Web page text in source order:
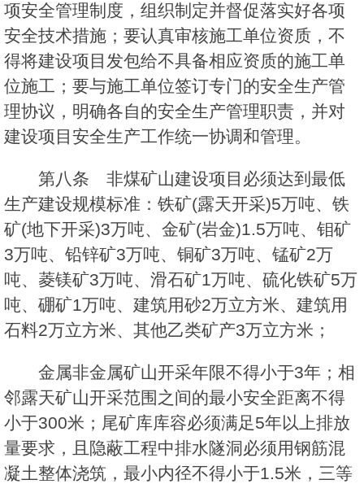
项安全管理制度，组织制定并督促落实好各项
安全技术措施；要认真审核施工单位资质，不
得将建设项目发包给不具备相应资质的施工单
位施工；要与施工单位签订专门的安全生产管
理协议，明确各自的安全生产管理职责，并对
建设项目安全生产工作统一协调和管理。
第八条 非煤矿山建设项目必须达到最低
生产建设规模标准：铁矿(露天开采)5万吨、铁
矿(地下开采)3万吨、金矿(岩金)1.5万吨、钼矿
3万吨、铅锌矿3万吨、铜矿3万吨、锰矿2万
吨、菱镁矿3万吨、滑石矿1万吨、硫化铁矿5万
吨、硼矿1万吨、建筑用砂2万立方米、建筑用
石料2万立方米、其他乙类矿产3万立方米；
金属非金属矿山开采年限不得小于3年；相
邻露天矿山开采范围之间的最小安全距离不得
小于300米；尾矿库库容必须满足5年以上排放
量要求，且隐蔽工程中排水隧洞必须用钢筋混
凝土整体浇筑，最小内径不得小于1.5米，三等